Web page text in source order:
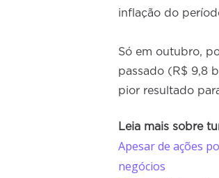
inflação do
Só em outubro,
passado (R$ 9,8
pior resultado
Leia mais sobre
Apesar de ações
negócios